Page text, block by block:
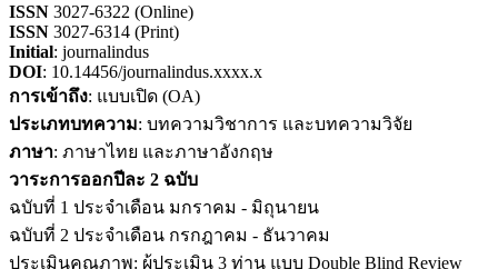
ISSN 3027-6322 (Online)
ISSN 3027-6314 (Print)
Initial: journalindus
DOI: 10.14456/journalindus.xxxx.x
การเข้าถึง: แบบเปิด (OA)
ประเภทบทความ: บทความวิชาการ และบทความวิจัย
ภาษา: ภาษาไทย และภาษาอังกฤษ
วาระการออกปีละ 2 ฉบับ
ฉบับที่ 1 ประจำเดือน มกราคม - มิถุนายน
ฉบับที่ 2 ประจำเดือน กรกฎาคม - ธันวาคม
ประเมินคุณภาพ: ผู้ประเมิน 3 ท่าน แบบ Double Blind Review